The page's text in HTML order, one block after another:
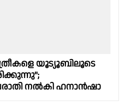
യൂട്യൂബിലൂടെ
നൽകി ഹനാൻഷാ